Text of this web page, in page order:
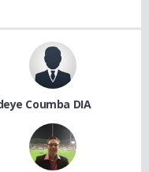
Coumba DIA